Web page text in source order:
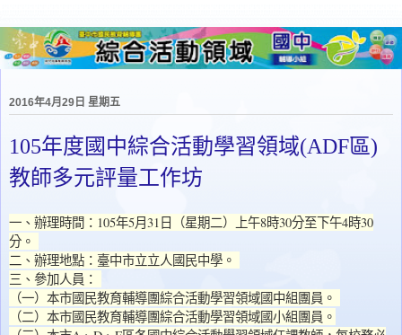
2016年4月29日 星期五
105年度國中綜合活動學習領域(ADF區)
教師多元評量工作坊
一、辦理時間：105年5月31日（星期二）上午8時30分至下午4時30
分。
二、辦理地點：臺中市立立人國民中學。
三、參加人員：
（一）本市國民教育輔導團綜合活動學習領域國中組團員。
（二）本市國民教育輔導團綜合活動學習領域國小組團員。